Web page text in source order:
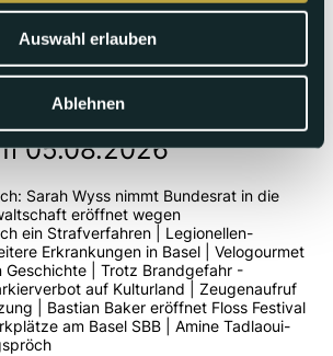
Auswahl erlauben
Ablehnen
05.08.2026
Sarah Wyss nimmt Bundesrat in die
eröffnet wegen
ein Strafverfahren | Legionellen-
Erkrankungen in Basel | Velogourmet
Geschichte | Trotz Brandgefahr -
auf Kulturland | Zeugenaufruf
| Bastian Baker eröffnet Floss Festival
am Basel SBB | Amine Tadlaoui-